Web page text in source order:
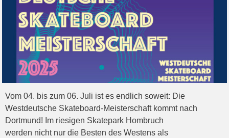
Vom 04. bis zum 06. Juli ist es endlich soweit: Die
Westdeutsche Skateboard-Meisterschaft kommt nach
Dortmund! Im riesigen Skatepark Hombruch
werden nicht nur die Besten des Westens als